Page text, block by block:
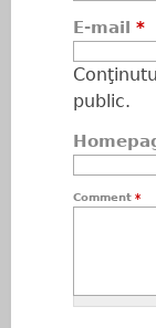
E-mail *
public.
Comment *